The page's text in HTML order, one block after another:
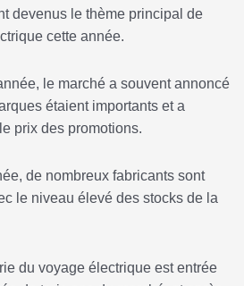
devenus le thème principal de
cette année.
le marché a souvent annoncé
étaient importants et a
prix des promotions.
de nombreux fabricants sont
le niveau élevé des stocks de la
du voyage électrique est entrée